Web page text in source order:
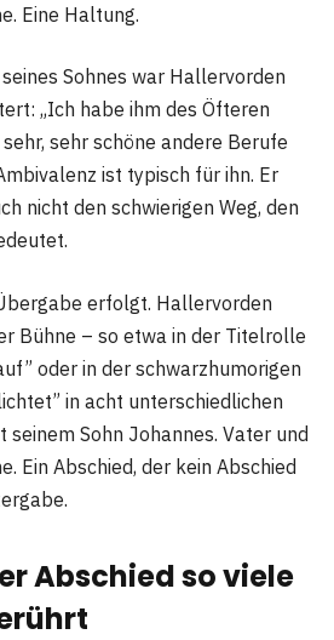
Eine Haltung.
Sohnes war Hallervorden
„Ich habe ihm des Öfteren
sehr schöne andere Berufe
ist typisch für ihn. Er
nicht den schwierigen Weg, den
erfolgt. Hallervorden
Bühne – so etwa in der Titelrolle
oder in der schwarzhumorigen
in acht unterschiedlichen
seinem Sohn Johannes. Vater und
Ein Abschied, der kein Abschied
Abschied so viele